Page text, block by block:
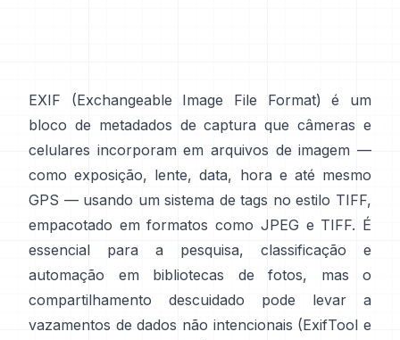
EXIF (Exchangeable Image File Format) é um
bloco de metadados de captura que câmeras e
celulares incorporam em arquivos de imagem —
como exposição, lente, data, hora e até mesmo
GPS — usando um sistema de tags noestilo TIFF,
empacotado em formatos como JPEG e TIFF. É
essencial para a pesquisa, classificação e
automação em bibliotecas de fotos, mas o
compartilhamento descuidado pode levar a
vazamentos de dados não intencionais (ExifTool e